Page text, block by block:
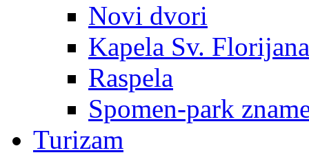
Novi dvori
Kapela Sv. Florijana
Raspela
Spomen-park
Turizam